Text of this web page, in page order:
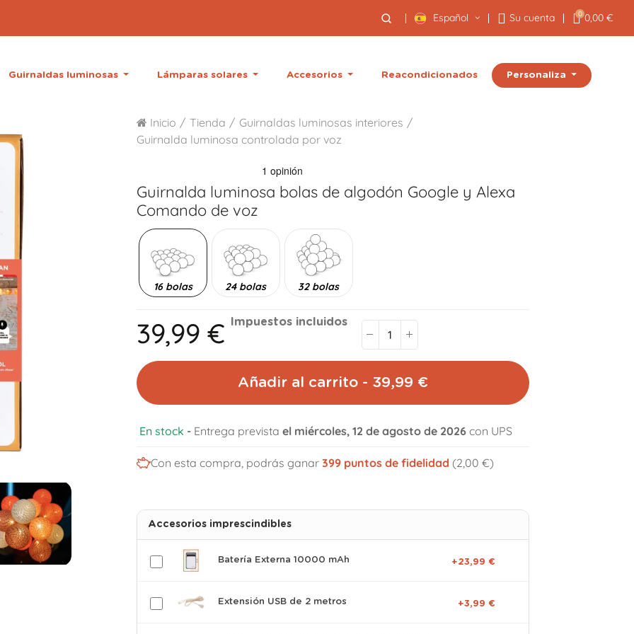
Español Su cuenta 0 0,00 €
Guirnaldas luminosas Lámparas solares Accesorios Reacondicionados Personaliza
Inicio Tienda
Guirnaldas luminosas interiores
Guirnalda luminosa controlada por voz
Guirnalda luminosa bolas de algodón Google y Alexa
Comando de voz
16 bolas 24 bolas 32 bolas
39,99 € Impuestos incluidos
Añadir al carrito - 39,99 €
En stock - Entrega prevista el miércoles, 12 de agosto de 2026 con UPS
Con esta compra, podrás ganar 399puntos de fidelidad (2,00 €)
Accesorios imprescindibles
Batería Externa 10000 mAh +23,99 €
Extensión USB de 2 metros +3,99 €